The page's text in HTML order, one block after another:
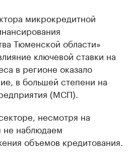
микрокредитной
Тюменской области»
ключевой ставки на
в регионе оказало
в большей степени на
(МСП).
несмотря на
не наблюдаем
объемов кредитования.